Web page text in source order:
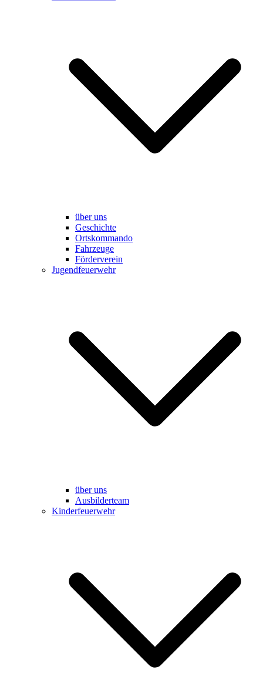
über uns
Geschichte
Ortskommando
Fahrzeuge
Förderverein
Jugendfeuerwehr
über uns
Ausbilderteam
Kinderfeuerwehr